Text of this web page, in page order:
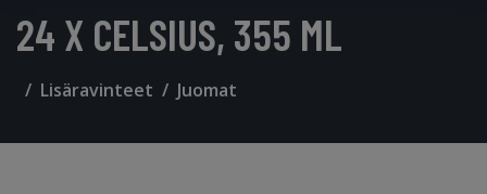
24 X CELSIUS, 355 ML
Lisäravinteet Juomat